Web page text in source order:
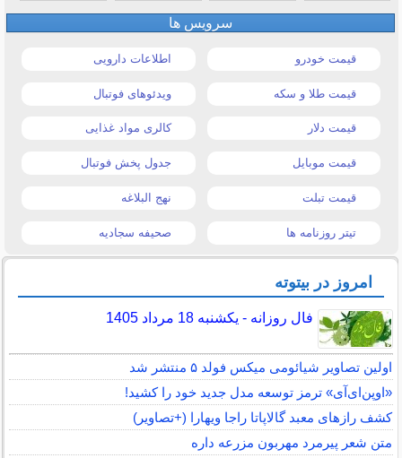
سرویس ها
قیمت خودرو اطلاعات دارویی
قیمت طلا و سکه ویدئوهای فوتبال
قیمت دلار کالری مواد غذایی
قیمت موبایل جدول پخش فوتبال
قیمت تبلت نهج البلاغه
تیتر روزنامه ها صحیفه سجادیه
امروز در بیتوته
فال روزانه - یکشنبه 18 مرداد 1405
اولین تصاویر شیائومی میکس فولد ۵ منتشر شد
«اوپن‌ای‌آی» ترمز توسعه مدل جدید خود را کشید!
کشف رازهای معبد گالاپاتا راجا ویهارا (+تصاویر)
متن شعر پیرمرد مهربون مزرعه داره